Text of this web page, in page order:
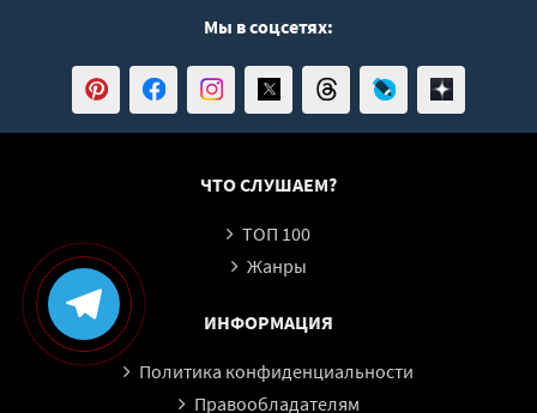
Мы в соцсетях:
ЧТО СЛУШАЕМ?
ТОП 100
Жанры
ИНФОРМАЦИЯ
Политика конфиденциальности
Правообладателям